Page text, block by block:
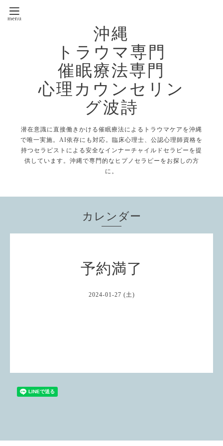
沖縄
トラウマ専門
催眠療法専門
心理カウンセリン
グ波詩
潜在意識に直接働きかける催眠療法によるトラウマケアを沖縄
で唯一実施。AI依存にも対応。臨床心理士、公認心理師資格を
持つセラピストによる安全なインナーチャイルドセラピーを提
供しています。沖縄で専門的なヒプノセラピーをお探しの方
に。
カレンダー
予約満了
2024-01-27 (土)